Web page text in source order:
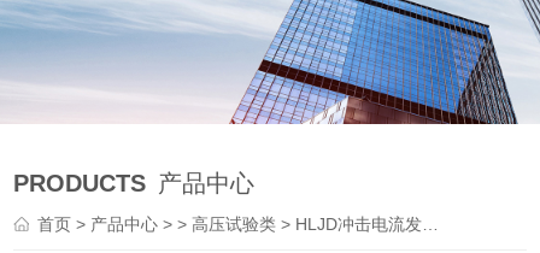
PRODUCTS 产品中心
首页> 产品中心 > >高压试验类 > HLJD冲击电流发生器